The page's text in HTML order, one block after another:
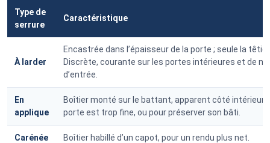
Type de
serrure
Caractéristique
À larder
Encastrée dans l’épaisseur de la porte ; seule la
Discrète, courante sur les portes intérieures et de
d’entrée.
En
applique
Boîtier monté sur le battant, apparent côté intérieur.
porte est trop fine, ou pour préserver son bâti.
Carénée Boîtier habillé d’un capot, pour un rendu plus net.